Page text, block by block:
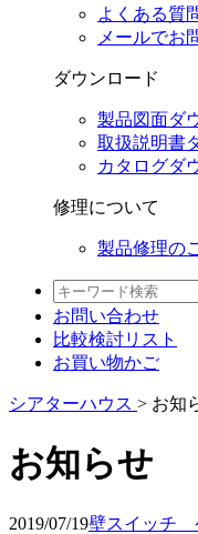
よくある質
メールでお
ダウンロード
製品図面ダ
取扱説明書
カタログダ
修理について
製品修理の
お問い合わせ
比較検討リスト
お買い物かご
シアターハウス > お知
お知らせ
2019/07/19壁スイッチ